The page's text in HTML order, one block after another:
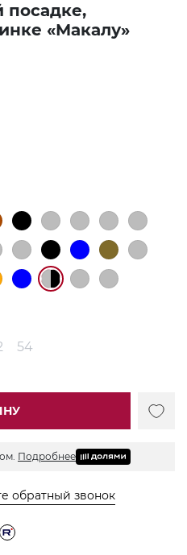
посадке,
«Макалу»
54
Подробнее
обратный звонок